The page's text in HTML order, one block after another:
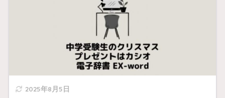
2025年8月5日